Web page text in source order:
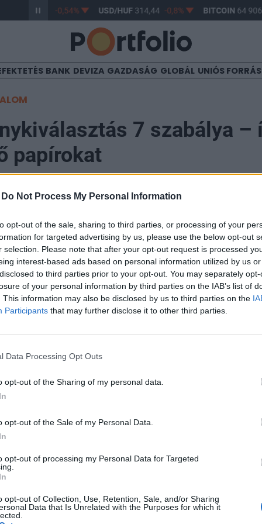
Do Not Process My Personal Information
opt-out of the sale, sharing to third parties, or processing of your
for targeted advertising by us, please use the below opt-out
selection. Please note that after your opt-out request is processed
interest-based ads based on personal information utilized by us
to third parties prior to your opt-out. You may separately
of your personal information by third parties on the IAB’s list of
This information may also be disclosed by us to third parties on the
Participants that may further disclose it to other third parties.
Data Processing Opt Outs
opt-out of the Sharing of my personal data.
opt-out of the Sale of my Personal Data.
opt-out of processing my Personal Data for Targeted
opt-out of Collection, Use, Retention, Sale, and/or Sharing
Data that Is Unrelated with the Purposes for which it
363,43 -0,54% USD/HUF314,44 -0,8% BITCOIN64
BANK DEVIZA GAZDASÁG GLOBÁL UNIÓS
7 szabálya –
papírokat
változó részvénypiacon felbecsülhetetlen értéke
A befektetők számára nem csupán
jól a jelenben, hanem az is, hogy mely
értéket teremteni. Online előadásunk célja, hogy
be, amely több piaci cikluson keresztül is
Day 2026Október 21-én jön a Portfolio Investment Day 2026,
évek nyertesei, mire számíthatunk a részvény-, kötvény-
portfolio.hu hírarchívumához tartozik, melynek olvasása
tartalmazza:
elmúlt 2 év napon belüli